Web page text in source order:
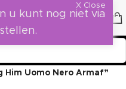
Him Uomo Nero Armaf”
X Close
u kunt nog niet via